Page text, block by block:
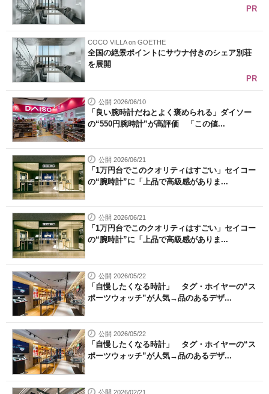
PR
COCO VILLA on GOETHE
全国の絶景ポイントにサウナ付きのシェア別荘
を展開
PR
公開 2026/06/10
「良い腕時計だねとよく褒められる」ダイソー
の“550円腕時計”が高評価 「この値...
公開 2026/06/21
「1万円台でこのクオリティはすごい」セイコー
の“腕時計”に「上品で高級感がありま...
公開 2026/06/21
「1万円台でこのクオリティはすごい」セイコー
の“腕時計”に「上品で高級感がありま...
公開 2026/05/22
「自慢したくなる時計」 タグ・ホイヤーの“ス
ポーツウォッチ”が人気→品のあるデザ...
公開 2026/05/22
「自慢したくなる時計」 タグ・ホイヤーの“ス
ポーツウォッチ”が人気→品のあるデザ...
公開 2026/02/21